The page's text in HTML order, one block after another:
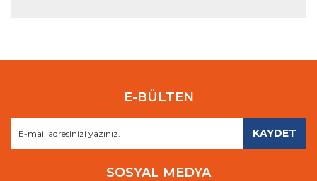
E-BÜLTEN
KAYDET
SOSYAL MEDYA